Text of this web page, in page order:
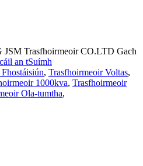
Trasfhoirmeoir CO.LTD Gach
an tSuímh
, Trasfhoirmeoir Voltas,
1000kva, Trasfhoirmeoir
Ola-tumtha,